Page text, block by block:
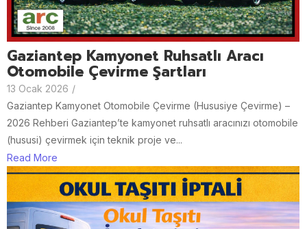
Gaziantep Kamyonet Ruhsatlı Aracı
Otomobile Çevirme Şartları
13 Ocak 2026 /
Gaziantep Kamyonet Otomobile Çevirme (Hususiye Çevirme) –
2026 Rehberi Gaziantep’te kamyonet ruhsatlı aracınızı otomobile
(hususi) çevirmek için teknik proje ve...
Read More